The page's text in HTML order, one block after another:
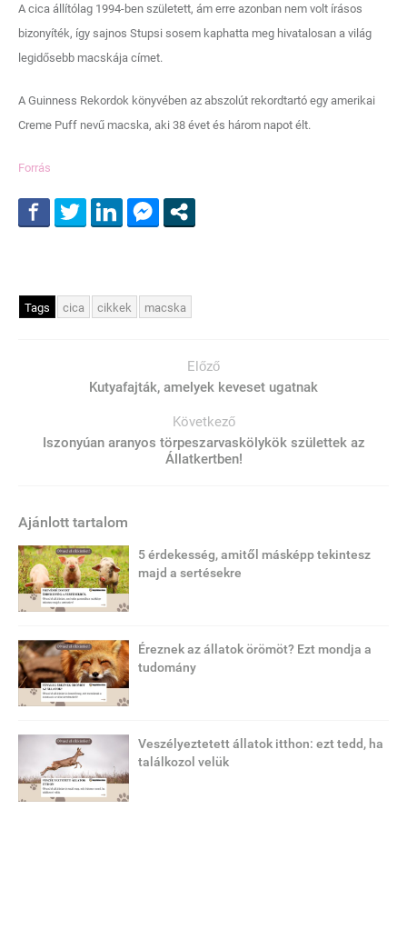
A cica állítólag 1994-ben született, ám erre azonban nem volt írásos
bizonyíték, így sajnos Stupsi sosem kaphatta meg hivatalosan a világ
legidősebb macskája címet.
A Guinness Rekordok könyvében az abszolút rekordtartó egy amerikai
Creme Puff nevű macska, aki 38 évet és három napot élt.
Forrás
Tags cica cikkek macska
Előző
Kutyafajták, amelyek keveset ugatnak
Következő
Iszonyúan aranyos törpeszarvaskölykök születtek az
Állatkertben!
Ajánlott tartalom
5 érdekesség, amitől másképp tekintesz
majd a sertésekre
Éreznek az állatok örömöt? Ezt mondja a
tudomány
Veszélyeztetett állatok itthon: ezt tedd, ha
találkozol velük